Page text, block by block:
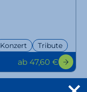
Konzert Tribute
ab 47,60 €